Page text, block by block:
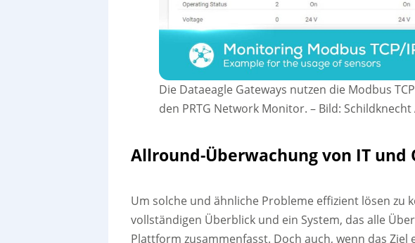
Die Dataeagle Gateways nutzen die Modbus
den PRTG Network Monitor.– Bild: Schildknecht
Allround-Überwachung von IT und
Um solche und ähnliche Probleme effizient lösen zu
vollständigen Überblick und ein System, das alle
Plattform zusammenfasst. Doch auch, wenn das Ziel